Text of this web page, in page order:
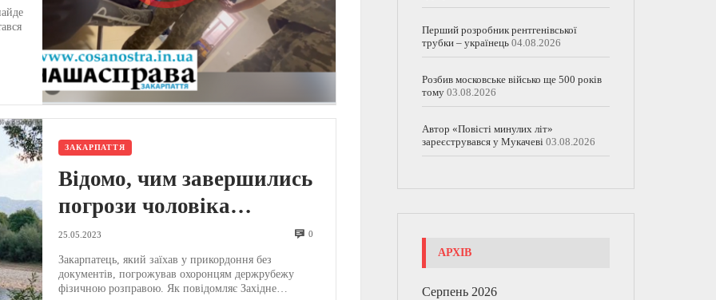
ЗАКАРПАТТЯ
Відомо, чим завершились
погрози чоловіка
прострелити ноги
прикордонникам:
інцидент на кордоні в
25.05.2023 0
Закарпатець, який заїхав у прикордоння без
документів, погрожував охоронцям держрубежу
фізичною розправою. Як повідомляє Західне
Перший розробник рентгенівської
трубки – українець 04.08.2026
Розбив московське військо ще 500 років
тому 03.08.2026
Автор «Повісті минулих літ»
зареєструвався у Мукачеві 03.08.2026
АРХІВ
Серпень 2026